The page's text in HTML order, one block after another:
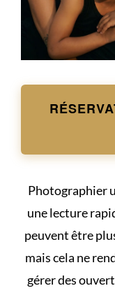
Photographier
une lecture
peuvent être
mais cela ne
gérer des